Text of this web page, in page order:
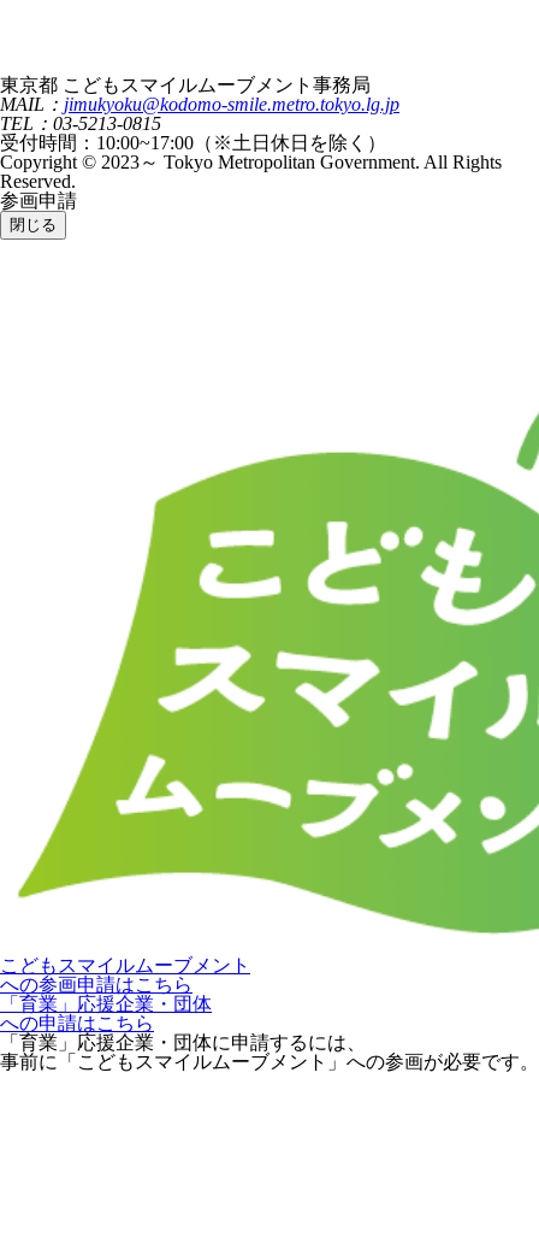
東京都 こどもスマイルムーブメント事務局
MAIL： jimukyoku@kodomo-smile.metro.tokyo.lg.jp
TEL：03-5213-0815
受付時間：10:00~17:00（※土日休日を除く）
Copyright © 2023～ Tokyo Metropolitan Government. All Rights
Reserved.
参画申請
閉じる
こどもスマイルムーブメント
への参画申請はこちら
「育業」応援企業・団体
への申請はこちら
「育業」応援企業・団体に申請するには、
事前に「こどもスマイルムーブメント」への参画が必要です。